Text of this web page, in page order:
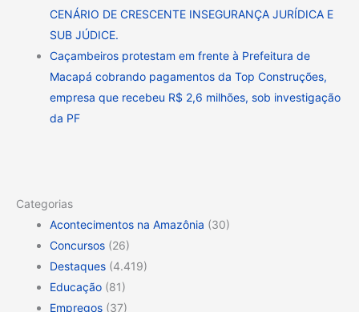
CENÁRIO DE CRESCENTE INSEGURANÇA JURÍDICA E
SUB JÚDICE.
Caçambeiros protestam em frente à Prefeitura de
Macapá cobrando pagamentos da Top Construções,
empresa que recebeu R$ 2,6 milhões, sob investigação
da PF
Categorias
Acontecimentos na Amazônia (30)
Concursos (26)
Destaques (4.419)
Educação (81)
Empregos (37)